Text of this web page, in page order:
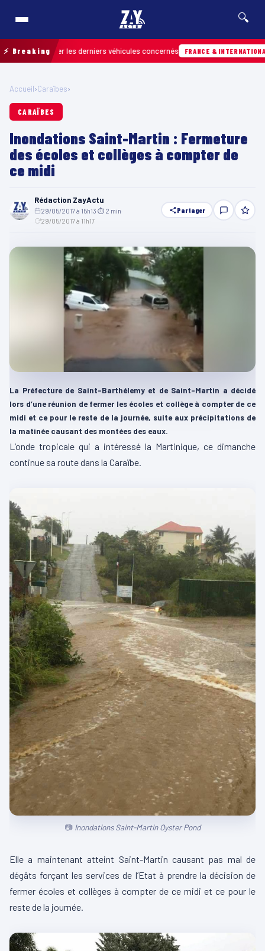
🔍
⚡ Breakingles derniers véhicules concernés FRANCE & INTERNATIONALE 07/
Accueil›Caraïbes›
CARAÏBES
Inondations Saint-Martin : Fermeture
des écoles et collèges à compter de
ce midi
Rédaction ZayActu
29/05/2017 à 15h13 ⏱ 2 min
29/05/2017 à 11h17
Partager
La Préfecture de Saint-Barthélemy et de Saint-Martin a décidé
lors d’une réunion de fermer les écoles et collège à compter de ce
midi et ce pour le reste de la journée, suite aux précipitations de
la matinée causant des montées des eaux.
L’onde tropicale qui a intéressé la Martinique, ce dimanche
continue sa route dans la Caraïbe.
Inondations Saint-Martin Oyster Pond
Elle a maintenant atteint Saint-Martin causant pas mal de
dégâts forçant les services de l’Etat à prendre la décision de
fermer écoles et collèges à compter de ce midi et ce pour le
reste de la journée.